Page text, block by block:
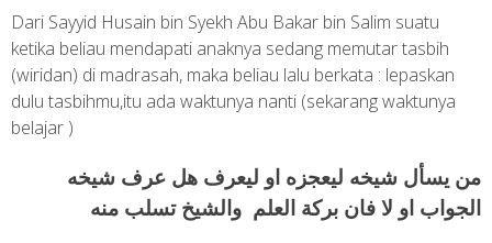
Dari Sayyid Husain bin Syekh Abu Bakar bin Salim suatu
ketika beliau mendapati anaknya sedang memutar tasbih
(wiridan) di madrasah, maka beliau lalu berkata : lepaskan
dulu tasbihmu,itu ada waktunya nanti (sekarang waktunya
belajar )
من يسأل شيخه ليعجزه او ليعرف هل عرف شيخه
الجواب او لا فان بركة العلم والشيخ تسلب منه